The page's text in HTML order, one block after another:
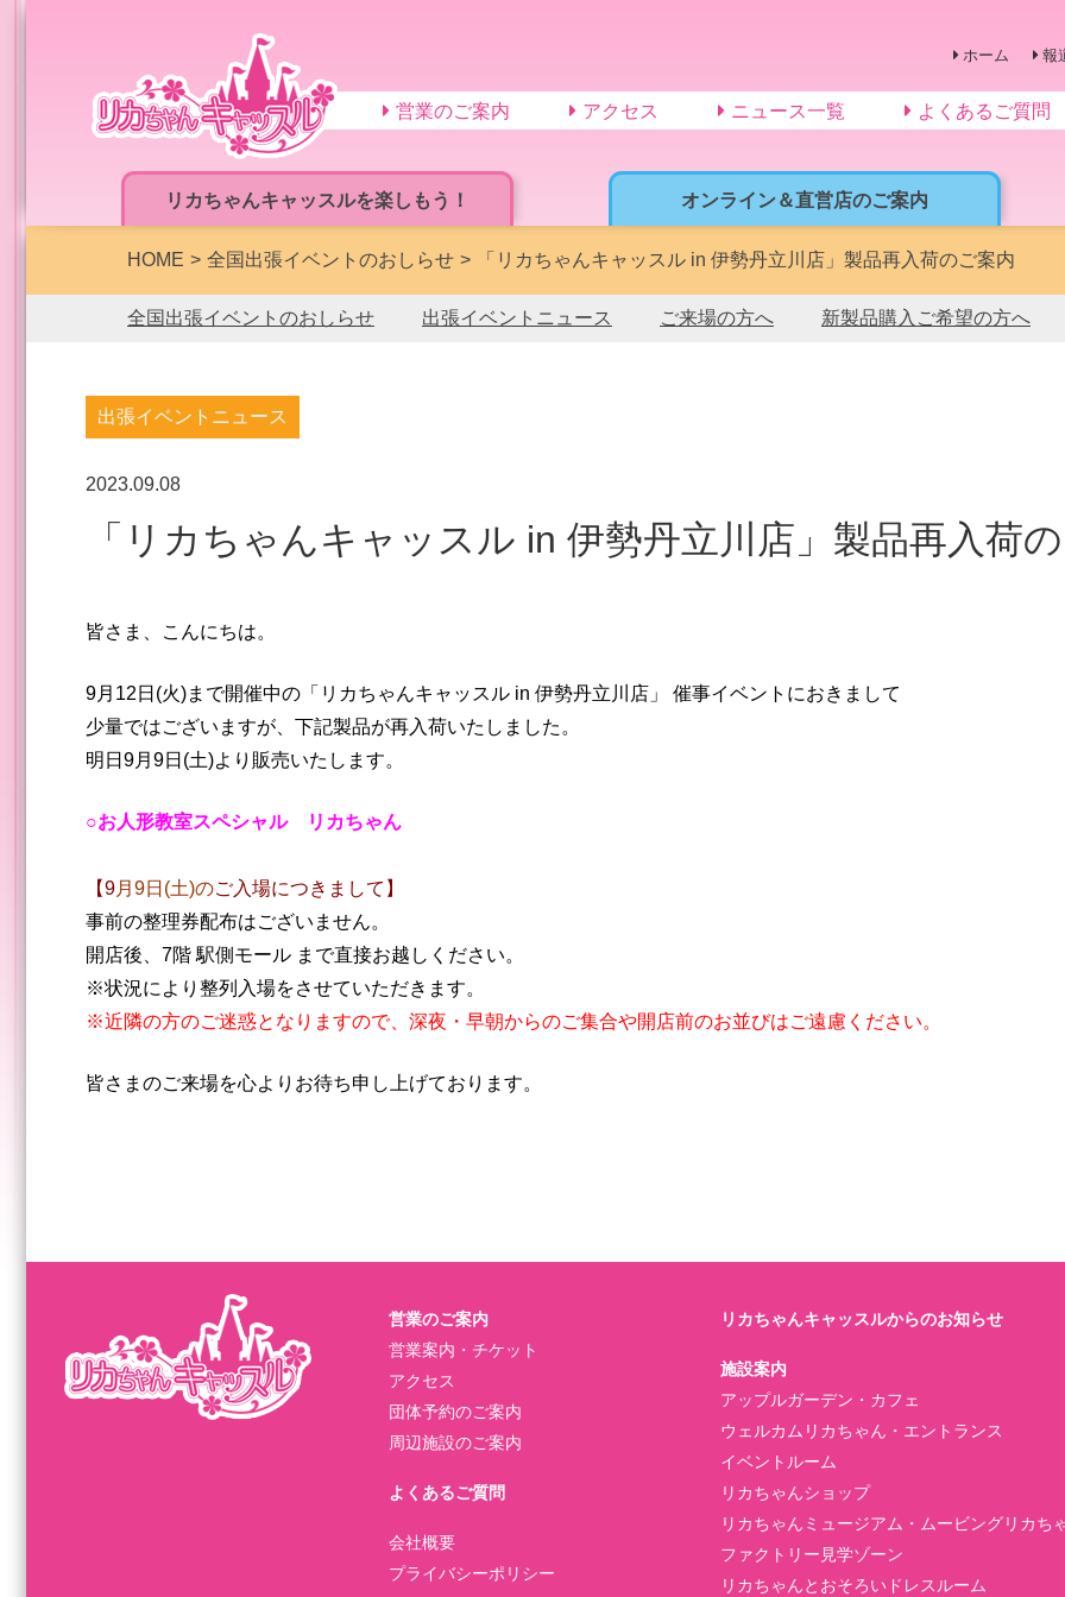
リカちゃんキャッスルを楽しもう！ オンライン＆直営店のご案内
ホーム 報
営業のご案内 アクセス ニュース一覧 よくあるご質問
HOME 全国出張イベントのおしらせ 「リカちゃんキャッスル in 伊勢丹立川店」製品再入荷のご案内
全国出張イベントのおしらせ 出張イベントニュース ご来場の方へ 新製品購入ご希望の方へ
出張イベントニュース
2023.09.08
「リカちゃんキャッスル in 伊勢丹立川店」製品再入荷
皆さま、こんにちは。
9月12日(火)まで開催中の「リカちゃんキャッスル in 伊勢丹立川店 」 催事イベントにおきまして
少量ではございますが、下記製品が再入荷いたしました。
明日9月9日(土)よ り販売いたします。
○お人形教室スペシャル リカちゃん
【9月9日(土)のご入場につきまして】
事前の整理券配布はございません。
開店後、7階 駅側モール まで直接お越しください。
※状況により整列入場をさせていただきます。
※近隣の方のご迷惑となりますので、深夜・早朝からのご集合や開店前のお並びはご遠慮ください。
皆さまのご来場を心よりお待ち申し上げております。
営業のご案内
営業案内・チケット
アクセス
団体予約のご案内
周辺施設のご案内
よくあるご質問
会社概要
プライバシーポリシー
リカちゃんキャッスルからのお知らせ
施設案内
アップルガーデン・カフェ
ウェルカムリカちゃん・エントランス
イベントルーム
リカちゃんショップ
リカちゃんミュージアム・ムービングリカち
ファクトリー見学ゾーン
リカちゃんとおそろいドレスルーム